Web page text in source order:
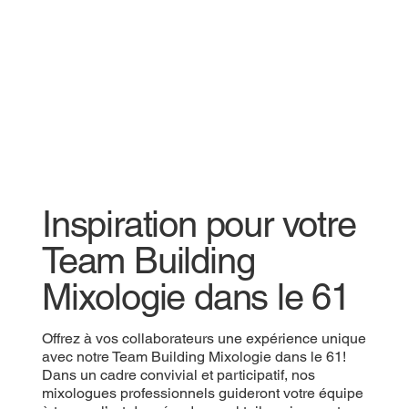
Inspiration pour votre
Team Building
Mixologie dans le 61
Offrez à vos collaborateurs une expérience unique
avec notre Team Building Mixologie dans le 61!
Dans un cadre convivial et participatif, nos
mixologues professionnels guideront votre équipe